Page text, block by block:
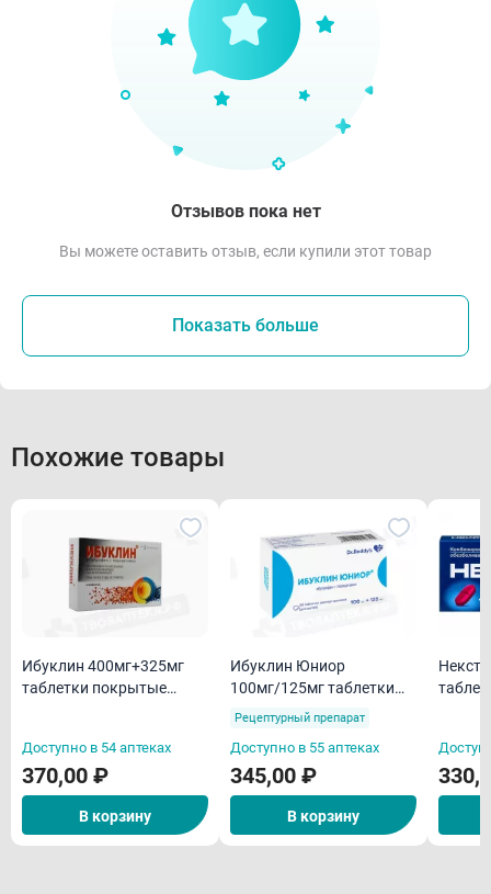
Отзывов пока нет
Вы можете оставить отзыв, если купили этот товар
Показать больше
Похожие товары
Ибуклин 400мг+325мг
таблетки покрытые
Доступно в 54 аптеках
370,00 ₽
В корзину
Ибуклин Юниор
100мг/125мг таблетки
дисперг N20
Рецептурный препарат
Доступно в 55 аптеках
345,00 ₽
В корзину
Некст